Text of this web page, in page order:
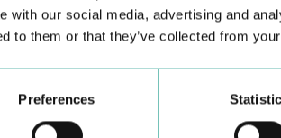
with our social media, advertising and
to them or that they’ve collected from
Preferences